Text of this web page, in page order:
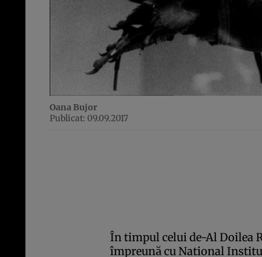
Oana Bujor
Publicat: 09.09.2017
În timpul celui de-Al Doilea
împreună cu National